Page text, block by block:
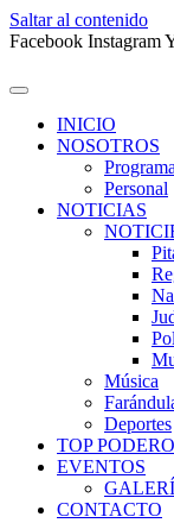
Saltar al contenido
Facebook Instagram
INICIO
NOSOTROS
Personal
NOTICIAS
Música
Deportes
TOP
EVENTOS
CONTACTO